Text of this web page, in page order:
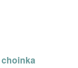
choinka